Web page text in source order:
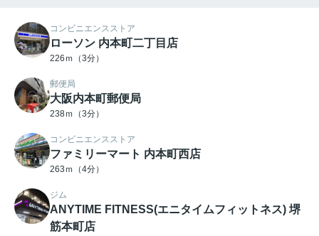
コンビニエンスストア
ローソン 内本町二丁目店
226ｍ（3分）
郵便局
大阪内本町郵便局
238ｍ（3分）
コンビニエンスストア
ファミリーマート 内本町西店
263ｍ（4分）
ジム
ANYTIME FITNESS(エニタイムフィットネス) 堺
筋本町店